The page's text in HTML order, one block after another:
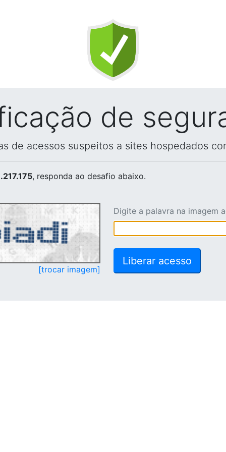
de
de acessos suspeitos a sites hospedados
, responda ao desafio abaixo.
[trocar imagem]
Digite a palavra na imagem